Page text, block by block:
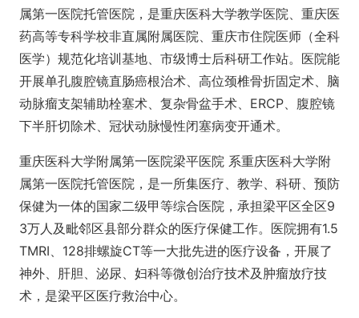
属第一医院托管医院，是重庆医科大学教学医院、重庆医
药高等专科学校非直属附属医院、重庆市住院医师（全科
医学）规范化培训基地、市级博士后科研工作站。医院能
开展单孔腹腔镜直肠癌根治术、高位颈椎骨折固定术、脑
动脉瘤支架辅助栓塞术、复杂骨盆手术、ERCP、腹腔镜
下半肝切除术、冠状动脉慢性闭塞病变开通术。
重庆医科大学附属第一医院梁平医院 系重庆医科大学附
属第一医院托管医院，是一所集医疗、教学、科研、预防
保健为一体的国家二级甲等综合医院，承担梁平区全区9
3万人及毗邻区县部分群众的医疗保健工作。医院拥有1.5
TMRI、128排螺旋CT等一大批先进的医疗设备，开展了
神外、肝胆、泌尿、妇科等微创治疗技术及肿瘤放疗技
术，是梁平区医疗救治中心。